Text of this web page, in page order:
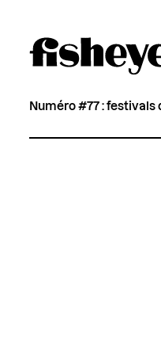
Numéro #77 : festivals